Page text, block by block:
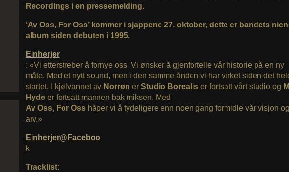
Recordings i en pressemelding.
‘Av Oss, For Oss’ kommer i sjappene 27. oktober, dette er bandets
album siden debuten i 1995.
Einherjer
: «Vi etterstreber å fornye oss. Vi ønsker å gjenfortelle vår historie på en ny
måte. Med et nytt sound, men i den samme ånden vi har virket siden det
startet. I kjølvannet av Norrøn erStudio Borealis er fortsatt vårt studio og
Hyde er fortsatt mannen bak miksen. Med
Av Oss, For Oss håper vi å tydeligere enn noen gang formidle vår visjon
arv.»
Einherjer@Faceboo
k
Tracklist: